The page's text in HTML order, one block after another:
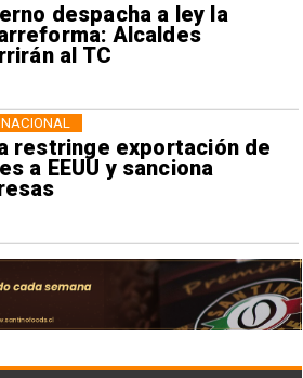
despacha a ley la
Alcaldes
al TC
restringe exportación de
a EEUU y sanciona